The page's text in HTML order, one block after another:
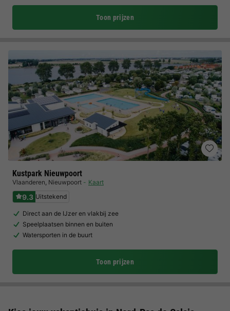
Toon prijzen
Kustpark Nieuwpoort
Vlaanderen, Nieuwpoort Kaart
9.3 Uitstekend
Direct aan de IJzer en vlakbij zee
Speelplaatsen binnen en buiten
Watersporten in de buurt
Toon prijzen